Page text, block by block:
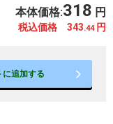
本体価格:318 円
税込価格 343.44円
に追加する